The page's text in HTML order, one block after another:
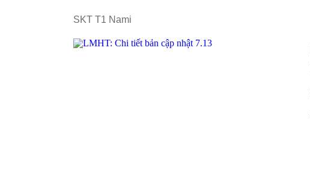
SKT T1 Nami